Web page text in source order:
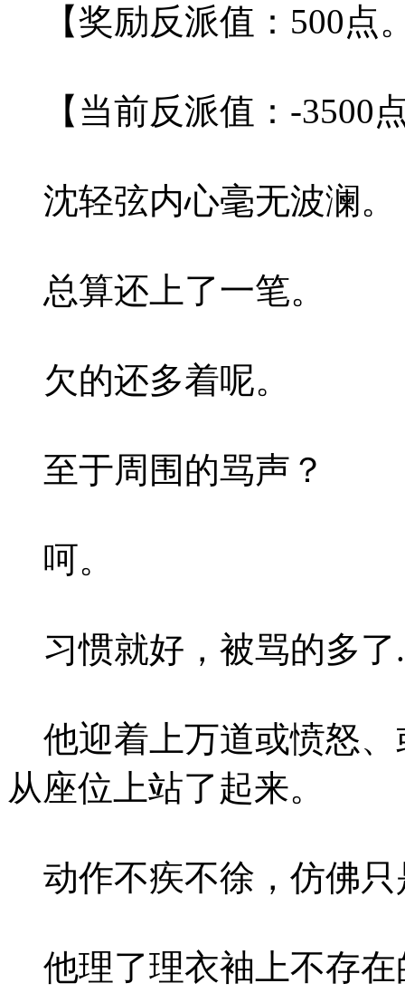
【奖励反派值：500点
【当前反派值：-3500
沈轻弦内心毫无波澜。
总算还上了一笔。
欠的还多着呢。
至于周围的骂声？
呵。
习惯就好，被骂的多了
他迎着上万道或愤怒、
从座位上站了起来。
动作不疾不徐，仿佛只
他理了理衣袖上不存在